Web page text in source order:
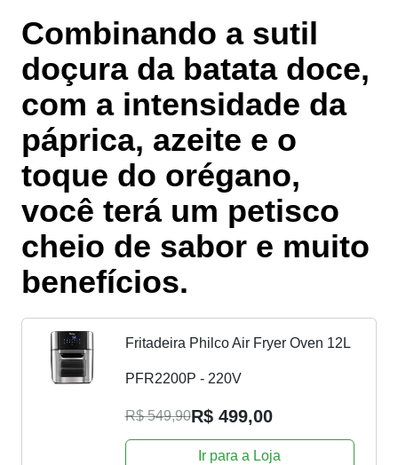
Combinando a sutil
doçura da batata doce,
com a intensidade da
páprica, azeite e o
toque do orégano,
você terá um petisco
cheio de sabor e muito
benefícios.
Fritadeira Philco Air Fryer Oven 12L
PFR2200P - 220V
R$ 549,90R$ 499,00
Ir para a Loja